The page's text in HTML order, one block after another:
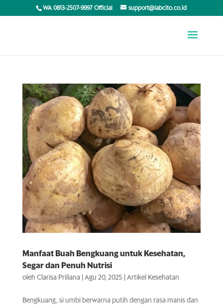
WA 0813-2507-9997 Official support@labcito.co.id
Manfaat Buah Bengkuang untuk Kesehatan,
Segar dan Penuh Nutrisi
oleh Clarisa Priliana| Agu 20, 2025 Artikel Kesehatan
Bengkuang, si umbi berwarna putih dengan rasa manis dan